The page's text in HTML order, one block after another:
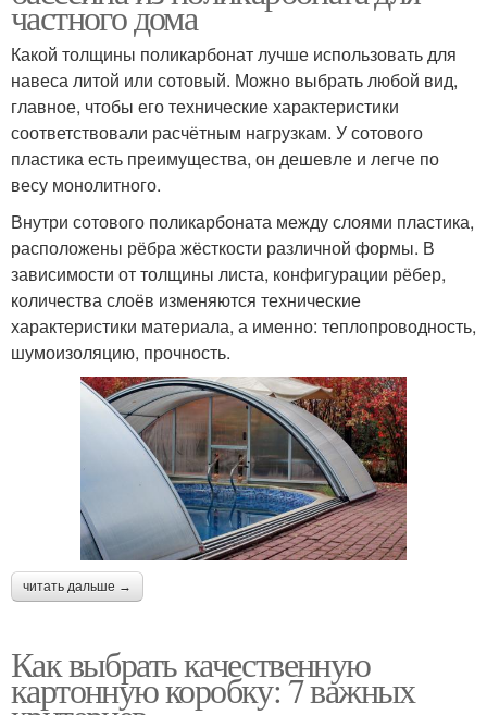
частного дома
Какой толщины поликарбонат лучше использовать для
навеса литой или сотовый. Можно выбрать любой вид,
главное, чтобы его технические характеристики
соответствовали расчётным нагрузкам. У сотового
пластика есть преимущества, он дешевле и легче по
весу монолитного.
Внутри сотового поликарбоната между слоями пластика,
расположены рёбра жёсткости различной формы. В
зависимости от толщины листа, конфигурации рёбер,
количества слоёв изменяются технические
характеристики материала, а именно: теплопроводность,
шумоизоляцию, прочность.
читать дальше →
Как выбрать качественную
картонную коробку: 7 важных